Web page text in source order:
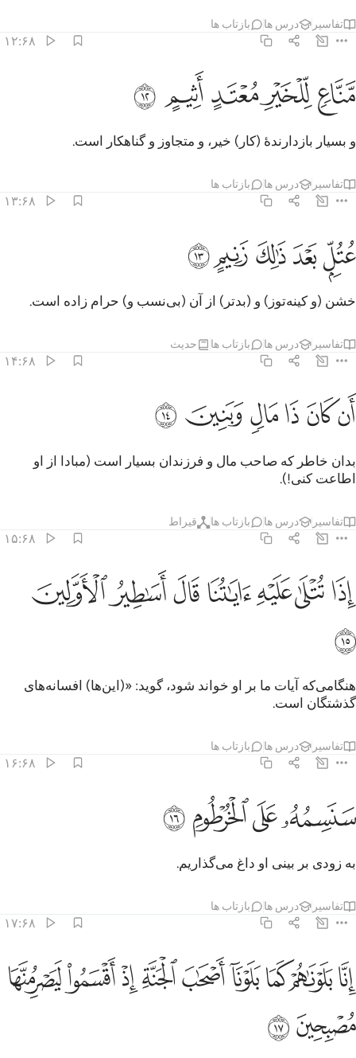
تفاسیر درس ها بازتاب ها
۱۲:۶۸
مناع للخير معتد اثيم ١٢
مَّنَّاعٍۢ لِّلْخَيْرِ مُعْتَدٍ أَثِيمٍ ١٢
ﲵﲶﲷﲸﲹ
و بسیار بازدارندۀ (کار) خیر، و متجاوز و گناهکار است.
تفاسیر درس ها بازتاب ها
۱۳:۶۸
عتل بعد ذالك زنيم ١٣
عُتُلٍّۭ بَعْدَ ذَٰلِكَ زَنِيمٍ ١٣
ﲺﲻﲼﲽﲾ
خشن (و کینه‌توز) و (بدتر) از آن (بی‌نسب و) حرام زاده است.
تفاسیر درس ها بازتاب ها حدیث
۱۴:۶۸
ان كان ذا مال وبنين ١٤
أَن كَانَ ذَا مَالٍۢ وَبَنِينَ ١٤
ﲿﳀﳁﳂﳃﳄ
بدان خاطر که صاحب مال و فرزندان بسیار است (مبادا از او
اطاعت کنی!).
تفاسیر درس ها بازتاب ها قیراط
۱۵:۶۸
اذا تتلى عليه اياتنا قال اساطير الاولين ١٥
إِذَا تُتْلَىٰ عَلَيْهِ ءَايَـٰتُنَا قَالَ أَسَـٰطِيرُ ٱلْأَوَّلِينَ ١٥
ﳅﳆﳇﳈﳉﳊﳋ
ﳌ
هنگامی‌که آیات ما بر او خواند شود، گوید: «(این‌ها) افسانه‌های
گذشتگان است.
تفاسیر درس ها بازتاب ها
۱۶:۶۸
سنسمه على الخرطوم ١٦
سَنَسِمُهُۥ عَلَى ٱلْخُرْطُومِ ١٦
ﳍﳎﳏﳐ
به زودی بر بینی او داغ می‌گذاریم.
تفاسیر درس ها بازتاب ها
۱۷:۶۸
انا بلوناهم كما بلونا اصحاب الجنة اذ اقسموا ليصرمنها مصبحين ١٧
إِنَّا بَلَوْنَـٰهُمْ كَمَا بَلَوْنَآ أَصْحَـٰبَ ٱلْجَنَّةِ إِذْ أَقْسَمُوا۟ لَيَصْرِمُنَّهَا مُصْبِحِينَ ١٧
ﱁﱂﱃﱄﱅﱆﱇﱈﱉ
ﱊﱋ